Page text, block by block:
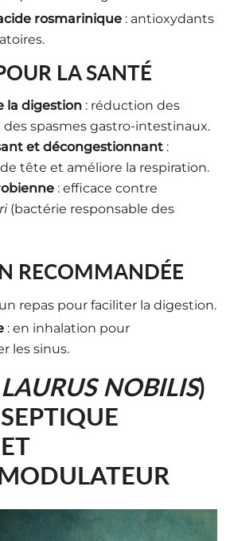
rosmarinique : antioxydants
LA SANTÉ
la digestion : réduction des
spasmes gastro-intestinaux.
et décongestionnant :
tête et améliore la respiration.
: efficace contre
(bactérie responsable des
RECOMMANDÉE
repas pour faciliter la digestion.
: en inhalation pour
les sinus.
LAURUS NOBILIS)